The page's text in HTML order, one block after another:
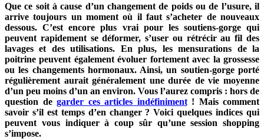
Que ce soit à cause d’un changement de poids ou de l’usure, il
arrive toujours un moment où il faut s’acheter de nouveaux
dessous. C’est encore plus vrai pour les soutiens-gorge qui
peuvent rapidement se déformer, s’user ou rétrécir au fil des
lavages et des utilisations. En plus, les mensurations de la
poitrine peuvent également évoluer fortement avec la grossesse
ou les changements hormonaux. Ainsi, un soutien-gorge porté
régulièrement aurait généralement une durée de vie moyenne
d’un peu moins d’un an environ. Vous l’aurez compris : hors de
question de garder ces articles indéfiniment! Mais comment
savoir s’il est temps d’en changer ? Voici quelques indices qui
peuvent vous indiquer à coup sûr qu’une session shopping
s’impose.